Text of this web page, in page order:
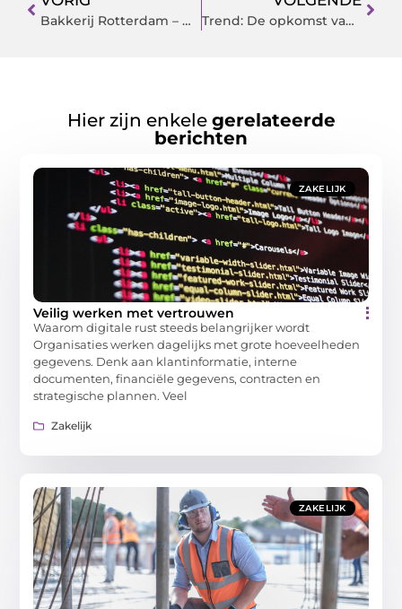
Bakkerij Rotterdam – Waar Moet Je Op Letten? Trend: De opkomst van duurzaam tuinieren
Hier zijn enkele gerelateerde
berichten
ZAKELIJK
Veilig werken met vertrouwen
Waarom digitale rust steeds belangrijker wordt
Organisaties werken dagelijks met grote hoeveelheden
gegevens. Denk aan klantinformatie, interne
documenten, financiële gegevens, contracten en
strategische plannen. Veel
Zakelijk
ZAKELIJK